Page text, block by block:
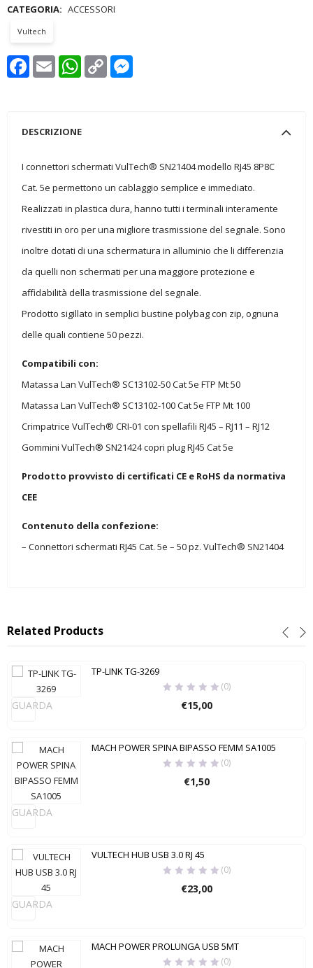
CATEGORIA: ACCESSORI
Vultech
Facebook
Email WhatsApp
Copy
Link
DESCRIZIONE
I connettori schermati VulTech® SN21404 modello RJ45 8P8C
Cat. 5e permettono un cablaggio semplice e immediato.
Realizzati in plastica dura, hanno tutti i terminali interamente
rivestiti in oro per una migliore trasmissione del segnale. Sono
inoltre dotati di una schermatura in alluminio che li differenzia
da quelli non schermati per una maggiore protezione e
affidabilità della trasmissione del segnale.
Prodotto sigillato in semplici bustine polybag con zip, ognuna
delle quali contiene 50 pezzi.
Compatibili con:
Matassa Lan VulTech® SC13102-50 Cat 5e FTP Mt 50
Matassa Lan VulTech® SC13102-100 Cat 5e FTP Mt 100
Crimpatrice VulTech® CRI-01 con spellafili RJ45 – RJ11 – RJ12
Gommini VulTech® SN21424 copri plug RJ45 Cat 5e
Prodotto provvisto di certificati CE e RoHS da normativa
CEE
Contenuto della confezione:
– Connettori schermati RJ45 Cat. 5e – 50 pz. VulTech® SN21404
Related Products
GUARDA
TP-LINK TG-3269
(0)
€15,00
GUARDA
MACH POWER SPINA BIPASSO FEMM SA1005
(0)
€1,50
GUARDA
VULTECH HUB USB 3.0 RJ 45
(0)
€23,00
MACH POWER PROLUNGA USB 5MT
(0)